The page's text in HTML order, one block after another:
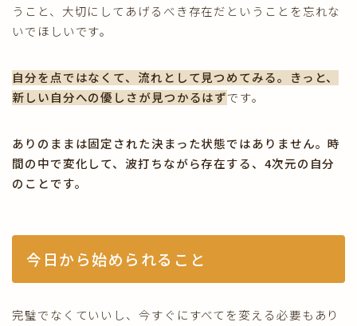
うこと、大切にしてあげるべき存在だということを忘れな
いでほしいです。
自分を点ではなくて、流れとして見つめてみる。きっと、
新しい自分への優しさが見つかるはずです。
ありのままは固定された決まった状態ではありません。時
間の中で変化して、波打ちながら存在する、4次元の自分
のことです。
今日から始められること
完璧でなくていいし、今すぐにすべてを変える必要もあり